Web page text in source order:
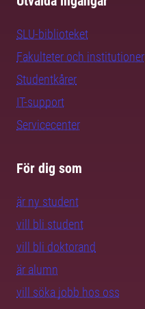
SLU-biblioteket
Fakulteter och institutioner
Studentkårer
IT-support
Servicecenter
För dig som
är ny student
vill bli student
vill bli doktorand
är alumn
vill söka jobb hos oss